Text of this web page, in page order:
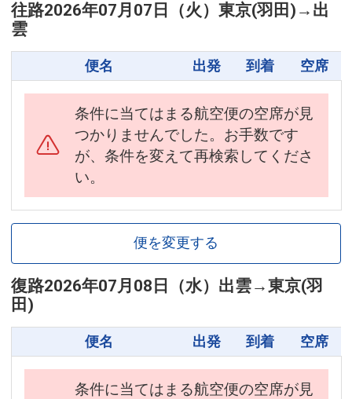
往路2026年07月07日（火） 東京(羽田) → 出
雲
便名 出発 到着 空席
条件に当てはまる航空便の空席が見
つかりませんでした。お手数です
が、条件を変えて再検索してくださ
い。
便を変更する
復路2026年07月08日（水） 出雲→東京(羽
田)
便名 出発 到着 空席
条件に当てはまる航空便の空席が見